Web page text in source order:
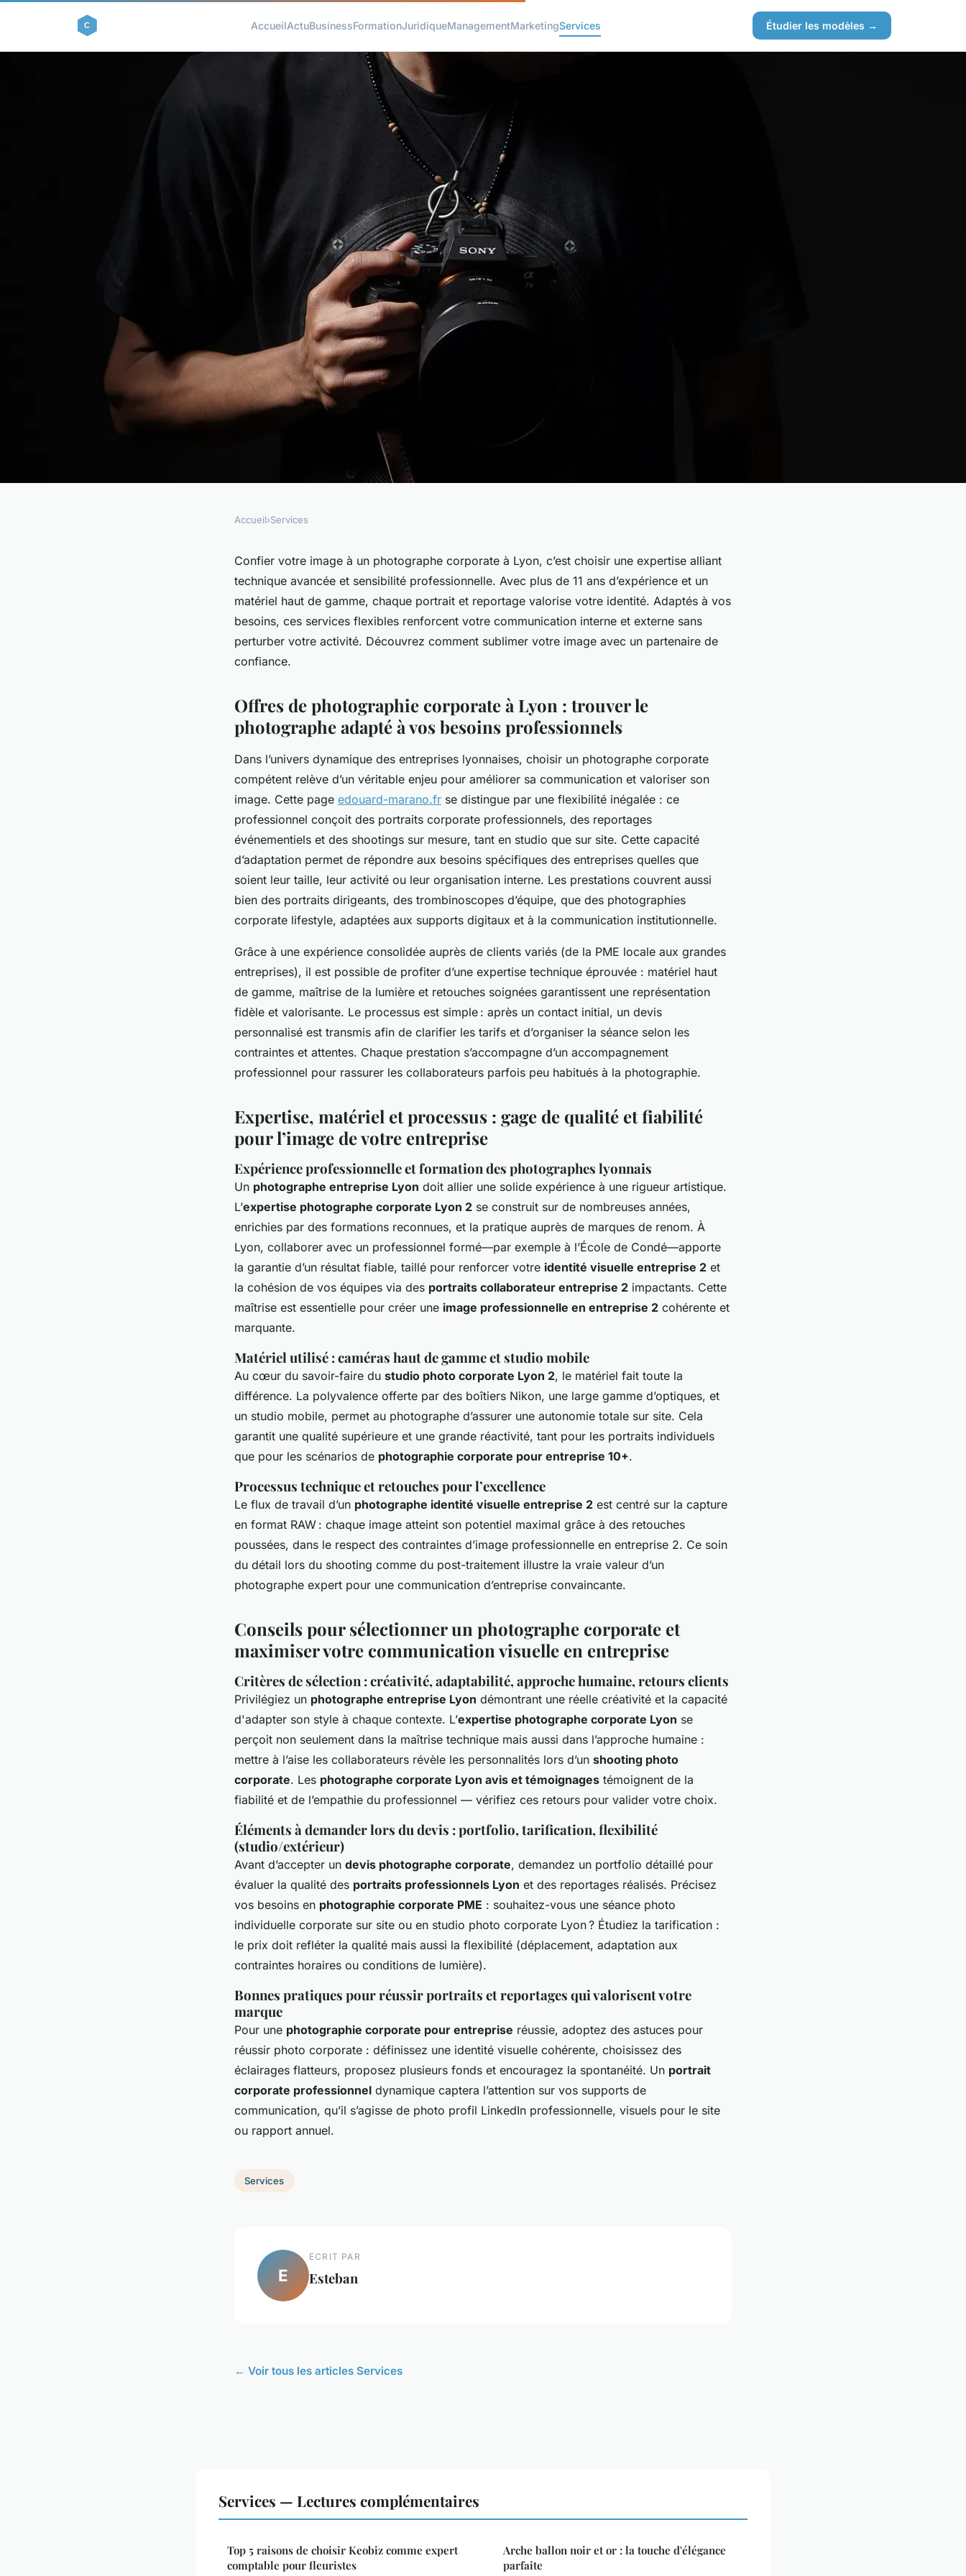
AccueilActuBusinessFormationJuridiqueManagementMarketingServices Étudier les modèles →
Photographe corporate à lyon : votre
image, notre expertise
4 min de lecture
Accueil›Services
Confier votre image à un photographe corporate à Lyon, c’est choisir une expertise alliant
technique avancée et sensibilité professionnelle. Avec plus de 11 ans d’expérience et un
matériel haut de gamme, chaque portrait et reportage valorise votre identité. Adaptés à vos
besoins, ces services flexibles renforcent votre communication interne et externe sans
perturber votre activité. Découvrez comment sublimer votre image avec un partenaire de
confiance.
Offres de photographie corporate à Lyon : trouver le
photographe adapté à vos besoins professionnels
Dans l’univers dynamique des entreprises lyonnaises, choisir un photographe corporate
compétent relève d’un véritable enjeu pour améliorer sa communication et valoriser son
image. Cette page edouard-marano.fr se distingue par une flexibilité inégalée : ce
professionnel conçoit des portraits corporate professionnels, des reportages
événementiels et des shootings sur mesure, tant en studio que sur site. Cette capacité
d’adaptation permet de répondre aux besoins spécifiques des entreprises quelles que
soient leur taille, leur activité ou leur organisation interne. Les prestations couvrent aussi
bien des portraits dirigeants, des trombinoscopes d’équipe, que des photographies
corporate lifestyle, adaptées aux supports digitaux et à la communication institutionnelle.
Grâce à une expérience consolidée auprès de clients variés (de la PME locale aux grandes
entreprises), il est possible de profiter d’une expertise technique éprouvée : matériel haut
de gamme, maîtrise de la lumière et retouches soignées garantissent une représentation
fidèle et valorisante. Le processus est simple : après un contact initial, un devis
personnalisé est transmis afin de clarifier les tarifs et d’organiser la séance selon les
contraintes et attentes. Chaque prestation s’accompagne d’un accompagnement
professionnel pour rassurer les collaborateurs parfois peu habitués à la photographie.
Expertise, matériel et processus : gage de qualité et fiabilité
pour l’image de votre entreprise
Expérience professionnelle et formation des photographes lyonnais
Un photographe entreprise Lyon doit allier une solide expérience à une rigueur artistique.
L’expertise photographe corporate Lyon 2 se construit sur de nombreuses années,
enrichies par des formations reconnues, et la pratique auprès de marques de renom. À
Lyon, collaborer avec un professionnel formé—par exemple à l’École de Condé—apporte
la garantie d’un résultat fiable, taillé pour renforcer votre identité visuelle entreprise 2 et
la cohésion de vos équipes via des portraits collaborateur entreprise 2 impactants. Cette
maîtrise est essentielle pour créer une image professionnelle en entreprise 2 cohérente et
marquante.
Matériel utilisé : caméras haut de gamme et studio mobile
Au cœur du savoir-faire du studio photo corporate Lyon 2, le matériel fait toute la
différence. La polyvalence offerte par des boîtiers Nikon, une large gamme d’optiques, et
un studio mobile, permet au photographe d’assurer une autonomie totale sur site. Cela
garantit une qualité supérieure et une grande réactivité, tant pour les portraits individuels
que pour les scénarios de photographie corporate pour entreprise 10+.
Processus technique et retouches pour l’excellence
Le flux de travail d’un photographe identité visuelle entreprise 2 est centré sur la capture
en format RAW : chaque image atteint son potentiel maximal grâce à des retouches
poussées, dans le respect des contraintes d’image professionnelle en entreprise 2. Ce soin
du détail lors du shooting comme du post-traitement illustre la vraie valeur d’un
photographe expert pour une communication d’entreprise convaincante.
Conseils pour sélectionner un photographe corporate et
maximiser votre communication visuelle en entreprise
Critères de sélection : créativité, adaptabilité, approche humaine, retours clients
Privilégiez un photographe entreprise Lyon démontrant une réelle créativité et la capacité
d'adapter son style à chaque contexte. L’expertise photographe corporate Lyon se
perçoit non seulement dans la maîtrise technique mais aussi dans l’approche humaine :
mettre à l’aise les collaborateurs révèle les personnalités lors d’un shooting photo
corporate. Les photographe corporate Lyon avis et témoignages témoignent de la
fiabilité et de l’empathie du professionnel — vérifiez ces retours pour valider votre choix.
Éléments à demander lors du devis : portfolio, tarification, flexibilité
(studio/extérieur)
Avant d’accepter un devis photographe corporate, demandez un portfolio détaillé pour
évaluer la qualité des portraits professionnels Lyon et des reportages réalisés. Précisez
vos besoins en photographie corporate PME : souhaitez-vous une séance photo
individuelle corporate sur site ou en studio photo corporate Lyon ? Étudiez la tarification :
le prix doit refléter la qualité mais aussi la flexibilité (déplacement, adaptation aux
contraintes horaires ou conditions de lumière).
Bonnes pratiques pour réussir portraits et reportages qui valorisent votre
marque
Pour une photographie corporate pour entreprise réussie, adoptez des astuces pour
réussir photo corporate : définissez une identité visuelle cohérente, choisissez des
éclairages flatteurs, proposez plusieurs fonds et encouragez la spontanéité. Un portrait
corporate professionnel dynamique captera l’attention sur vos supports de
communication, qu’il s’agisse de photo profil LinkedIn professionnelle, visuels pour le site
ou rapport annuel.
Services
E
ECRIT PAR
Esteban
← Voir tous les articles Services
Services — Lectures complémentaires
Top 5 raisons de choisir Keobiz comme expert
comptable pour fleuristes
Arche ballon noir et or : la touche d'élégance
parfaite